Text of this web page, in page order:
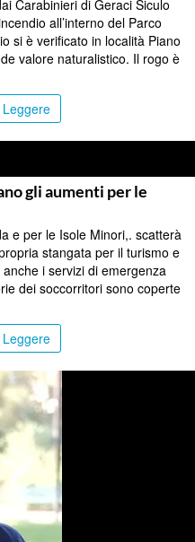
Carabinieri di Geraci Siculo
all’interno del Parco
si è verificato in località Piano
valore naturalistico. Il rogo è
gli aumenti per le
e per le Isole Minori,. scatterà
stangata per il turismo e
i servizi di emergenza
dei soccorritori sono coperte